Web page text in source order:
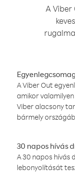
A
A Viber Out
amikor
Viber alacsony
bármely
30 napos hívás
A 30 napos hívás
lebonyolítását